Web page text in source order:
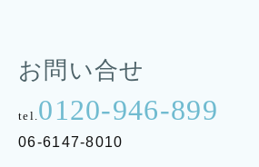
お問い合せ
tel. 0120-946-899
06-6147-8010